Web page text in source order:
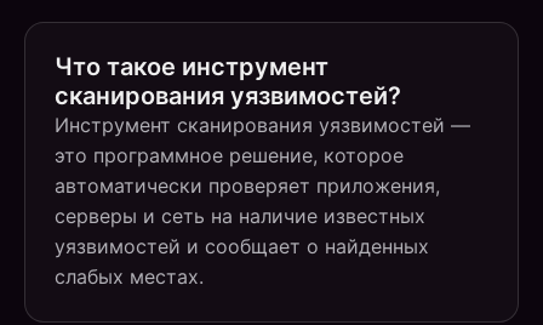
Что такое инструмент
сканирования уязвимостей?
Инструмент сканирования уязвимостей —
это программное решение, которое
автоматически проверяет приложения,
серверы и сеть на наличие известных
уязвимостей и сообщает о найденных
слабых местах.